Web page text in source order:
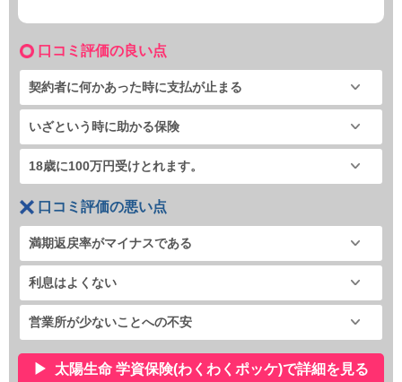
口コミ評価の良い点
契約者に何かあった時に支払が止まる
いざという時に助かる保険
18歳に100万円受けとれます。
口コミ評価の悪い点
満期返戻率がマイナスである
利息はよくない
営業所が少ないことへの不安
太陽生命 学資保険(わくわくポッケ)で詳細を見る